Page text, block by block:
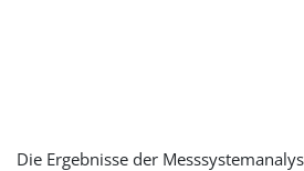
Die Ergebnisse der